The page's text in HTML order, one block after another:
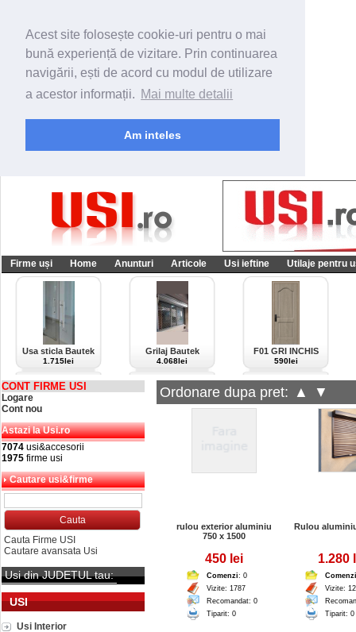
Acest site folosește cookie-uri pentru o mai
bună experiență de vizitare. Prin continuarea
navigării, ești de acord cu modul de utilizare
a acestor informații. Mai multe detalii
Am inteles
Firme uși Home Anunturi Articole Usi ieftine Utilaje pentru
Usa sticla Bautek
1.715lei
Grilaj Bautek
4.068lei
F01 GRI INCHIS
590lei
CONT FIRME USI
Logare
Cont nou
Astazi la Usi.ro
7074 usi&accesorii
1975 firme usi
Cautare usi&firme
Cauta Firme USI
Cautare avansata Usi
Usi din JUDETUL tau:
USI
Usi Interior
Ordonare dupa pret: ▲ ▼
rulou exterior aluminiu
750 x 1500
450 lei
Comenzi: 0
Vizite: 1787
Recomandat: 0
Tiparit: 0
Rulou
1.280
Comenzi
Vizite:
Tiparit: 0